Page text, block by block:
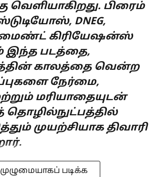
வெளியாகிறது. பிரைம்
DNEG,
கிரியேஷன்ஸ்
இந்த படத்தை,
காலத்தை வென்ற
நேர்மை,
மரியாதையுடன்
தொழில்நுட்பத்தில்
முயற்சியாக திவாரி
முழுமையாகப் படிக்க